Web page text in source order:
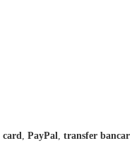
card, PayPal, transfer bancar